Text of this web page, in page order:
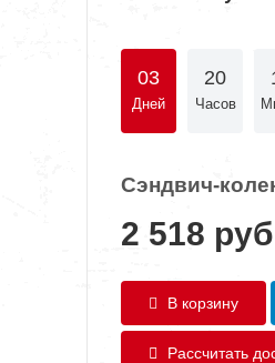
03
Дней
20
Часов
Сэндвич-
2 518
В корзину
Рассчитать